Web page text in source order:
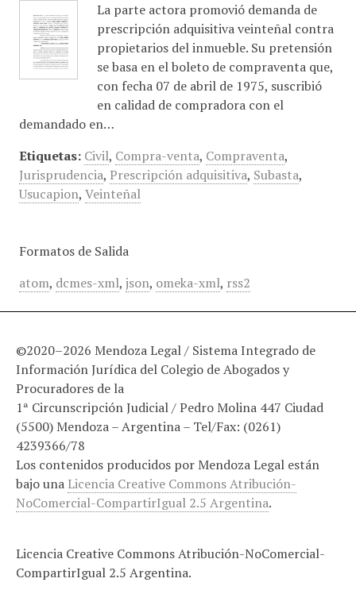
La parte actora promovió demanda de
prescripción adquisitiva veinteñal contra
propietarios del inmueble. Su pretensión
se basa en el boleto de compraventa que,
con fecha 07 de abril de 1975, suscribió
en calidad de compradora con el
demandado en…
Etiquetas: Civil, Compra-venta, Compraventa,
Jurisprudencia, Prescripción adquisitiva, Subasta,
Usucapion, Veinteñal
Formatos de Salida
atom, dcmes-xml, json, omeka-xml, rss2
©2020–2026 Mendoza Legal / Sistema Integrado de
Información Jurídica del Colegio de Abogados y
Procuradores de la
1ª Circunscripción Judicial / Pedro Molina 447 Ciudad
(5500) Mendoza – Argentina – Tel/Fax: (0261)
4239366/78
Los contenidos producidos por Mendoza Legal están
bajo una Licencia Creative Commons Atribución-
NoComercial-CompartirIgual 2.5 Argentina.
Licencia Creative Commons Atribución-NoComercial-
CompartirIgual 2.5 Argentina.